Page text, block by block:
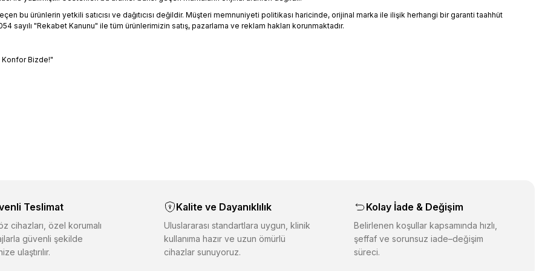
bu ürünlerin yetkili satıcısı ve dağıtıcısı değildir. Müşteri memnuniyeti politikası haricinde, orijinal marka ile ilişik herhangi bir garanti taahhüt
sayılı "Rekabet Kanunu" ile tüm ürünlerimizin satış, pazarlama ve reklam hakları korunmaktadır.
Konfor Bizde!"
sitelerden daha pahalı.
farklı alternatifler olmalı.
Teslimat
cihazları, özel korumalı
güvenli şekilde
ulaştırılır.
Kalite ve Dayanıklılık
Uluslararası standartlara uygun, klinik
kullanıma hazır ve uzun ömürlü
cihazlar sunuyoruz.
Kolay İade & Değişim
Belirlenen koşullar kapsamında hızlı,
şeffaf ve sorunsuz iade–değişim
süreci.